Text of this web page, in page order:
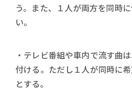
う。また、１人が両方を同時
い。
・テレビ番組や車内で流す曲
付ける。ただし１人が同時に
とする。